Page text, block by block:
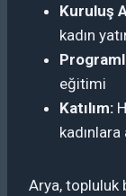
Kuruluş
kadın
eğitimi
Katılım:
kadınlara
Arya, topluluk